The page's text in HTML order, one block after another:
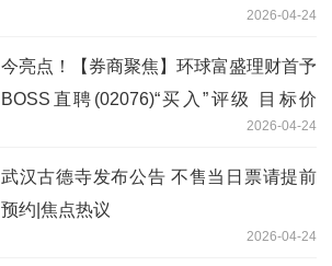
2026-04-24
今亮点！【券商聚焦】环球富盛理财首予
BOSS直聘(02076)“买入”评级 目标价
2026-04-24
武汉古德寺发布公告 不售当日票请提前
预约|焦点热议
2026-04-24